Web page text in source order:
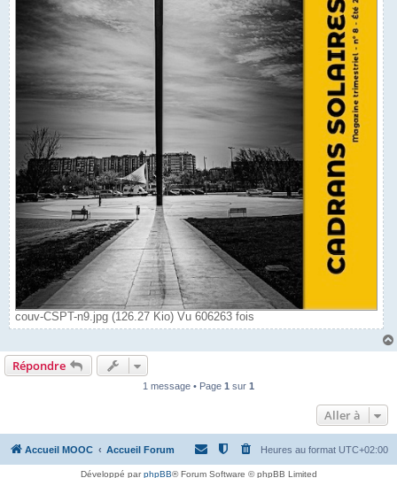
couv-CSPT-n9.jpg (126.27 Kio) Vu 606263 fois
Répondre
1 message • Page 1 sur 1
Aller à
Accueil MOOC Accueil Forum Heures au format UTC+02:00
Développé parphpBB® Forum Software © phpBB Limited